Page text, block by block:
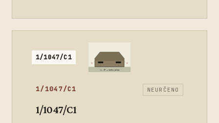
1/1047/C1
1/1047/C1 NEURČENO
1/1047/C1